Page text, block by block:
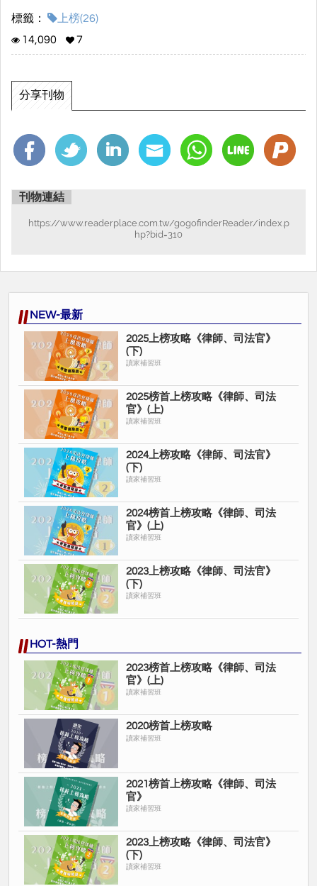
標籤：
上榜(26)
14,090
7
分享刊物
刊物連結
https://www.readerplace.com.tw/gogofinderReader/index.p
hp?bid=310
NEW-最新
2025上榜攻略《律師、司法官》
(下)
讀家補習班
2025榜首上榜攻略《律師、司法
官》(上)
讀家補習班
2024上榜攻略《律師、司法官》
(下)
讀家補習班
2024榜首上榜攻略《律師、司法
官》(上)
讀家補習班
2023上榜攻略《律師、司法官》
(下)
讀家補習班
HOT-熱門
2023榜首上榜攻略《律師、司法
官》(上)
讀家補習班
2020榜首上榜攻略
讀家補習班
2021榜首上榜攻略《律師、司法
官》
讀家補習班
2023上榜攻略《律師、司法官》
(下)
讀家補習班